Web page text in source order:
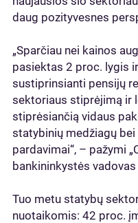
daug pozityvesnes
„Sparčiau nei kainos
pasiektas 2 proc. lygis
sustiprinsianti pensijų
sektoriaus stiprėjimą ir
stiprėsiančią vidaus
statybinių medžiagų
pardavimai“, – pažymi
bankininkystės
Tuo metu statybų
nuotaikomis: 42 proc.